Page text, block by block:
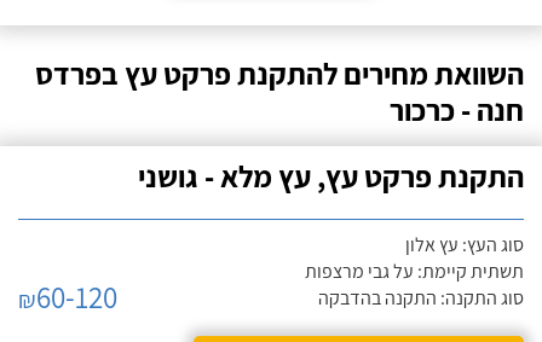
השוואת מחירים להתקנת פרקט עץ בפרדס
חנה - כרכור
התקנת פרקט עץ, עץ מלא - גושני
סוג העץ: עץ אלון
תשתית קיימת: על גבי מרצפות
סוג התקנה: התקנה בהדבקה
₪60-120